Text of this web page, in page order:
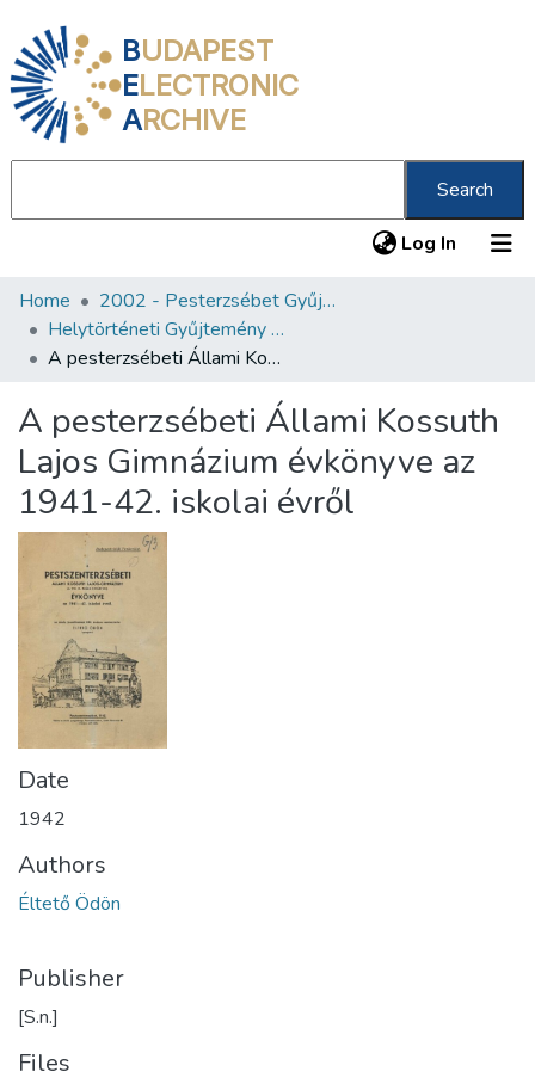
BUDAPEST
ELECTRONIC
ARCHIVE
Search
Log In (current)
Communities & Collections
All of DSpace
About us
Home
2002 - Pesterzsébet Gyűjtemény
Helytörténeti Gyűjtemény (2002)
A pesterzsébeti Állami Kossuth Lajos Gimnázium évkönyve az 1941-42. iskolai évről
A pesterzsébeti Állami Kossuth
Lajos Gimnázium évkönyve az
1941-42. iskolai évről
Date
1942
Authors
Éltető Ödön
Publisher
[S.n.]
Files